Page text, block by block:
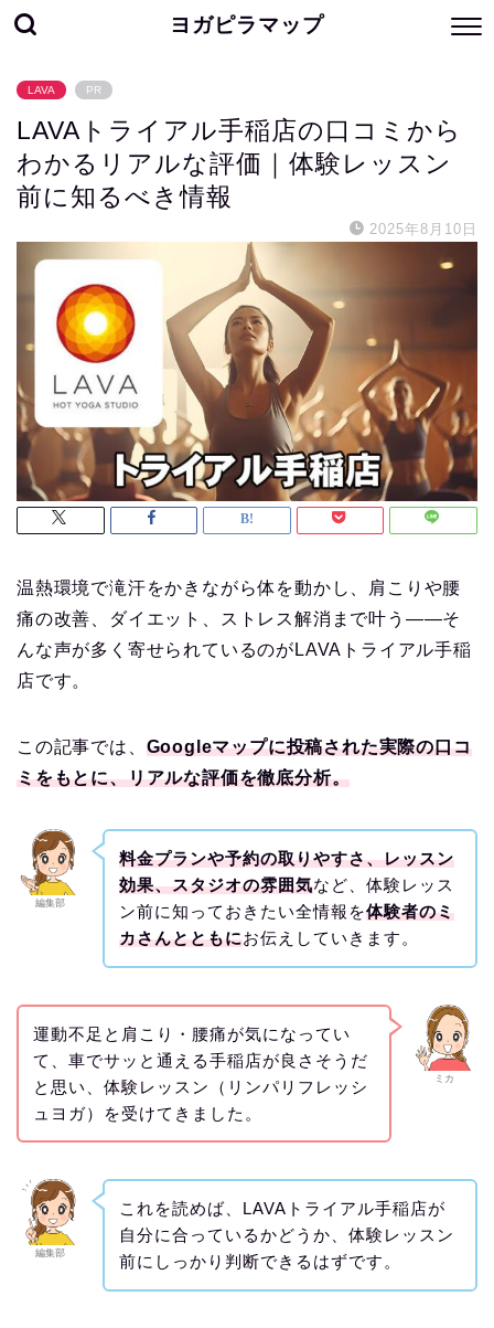
ヨガピラマップ
LAVA PR
LAVAトライアル手稲店の口コミから
わかるリアルな評価｜体験レッスン
前に知るべき情報
2025年8月10日
温熱環境で滝汗をかきながら体を動かし、肩こりや腰
痛の改善、ダイエット、ストレス解消まで叶う——そ
んな声が多く寄せられているのがLAVAトライアル手稲
店です。
この記事では、 Googleマップに投稿された実際の口コ
ミをもとに、リアルな評価を徹底分析。
編集部
料金プランや予約の取りやすさ、レッスン
効果、スタジオの雰囲気など、体験レッス
ン前に知っておきたい全情報を体験者のミ
カさんとともにお伝えしていきます。
ミカ
運動不足と肩こり・腰痛が気になってい
て、車でサッと通える手稲店が良さそうだ
と思い、体験レッスン（リンパリフレッシ
ュヨガ）を受けてきました。
編集部
これを読めば、LAVAトライアル手稲店が
自分に合っているかどうか、体験レッスン
前にしっかり判断できるはずです。